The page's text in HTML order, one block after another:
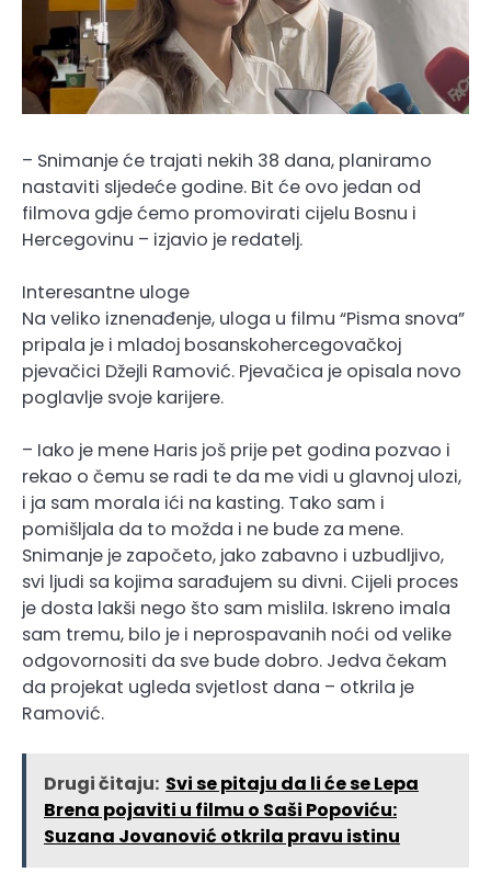
– Snimanje će trajati nekih 38 dana, planiramo
nastaviti sljedeće godine. Bit će ovo jedan od
filmova gdje ćemo promovirati cijelu Bosnu i
Hercegovinu – izjavio je redatelj.
Interesantne uloge
Na veliko iznenađenje, uloga u filmu “Pisma snova”
pripala je i mladoj bosanskohercegovačkoj
pjevačici Džejli Ramović. Pjevačica je opisala novo
poglavlje svoje karijere.
– Iako je mene Haris još prije pet godina pozvao i
rekao o čemu se radi te da me vidi u glavnoj ulozi,
i ja sam morala ići na kasting. Tako sam i
pomišljala da to možda i ne bude za mene.
Snimanje je započeto, jako zabavno i uzbudljivo,
svi ljudi sa kojima sarađujem su divni. Cijeli proces
je dosta lakši nego što sam mislila. Iskreno imala
sam tremu, bilo je i neprospavanih noći od velike
odgovornositi da sve bude dobro. Jedva čekam
da projekat ugleda svjetlost dana – otkrila je
Ramović.
Drugi čitaju: Svi se pitaju da li će se Lepa
Brena pojaviti u filmu o Saši Popoviću:
Suzana Jovanović otkrila pravu istinu